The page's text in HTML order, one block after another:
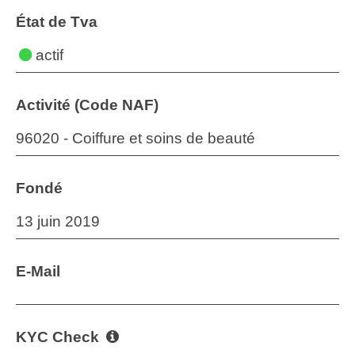
État de Tva
actif
Activité (Code NAF)
96020 - Coiffure et soins de beauté
Fondé
13 juin 2019
E-Mail
KYC Check